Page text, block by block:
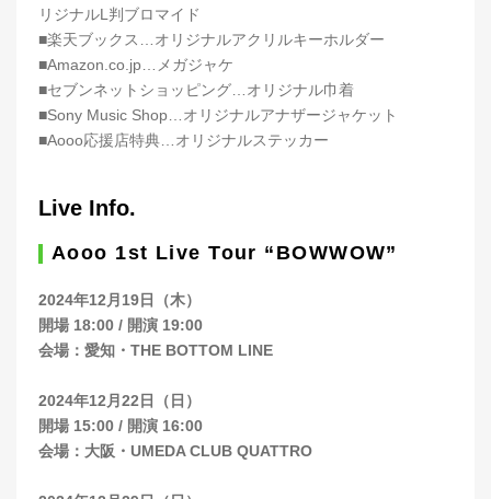
リジナルL判ブロマイド
■楽天ブックス…オリジナルアクリルキーホルダー
■Amazon.co.jp…メガジャケ
■セブンネットショッピング…オリジナル巾着
■Sony Music Shop…オリジナルアナザージャケット
■Aooo応援店特典…オリジナルステッカー
Live Info.
Aooo 1st Live Tour “BOWWOW”
2024年12月19日（木）
開場 18:00 / 開演 19:00
会場：愛知・THE BOTTOM LINE
2024年12月22日（日）
開場 15:00 / 開演 16:00
会場：大阪・UMEDA CLUB QUATTRO